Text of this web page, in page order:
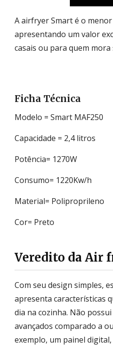
A airfryer Smart é o
apresentando um valor
casais ou para quem mora
Ficha Técnica
Modelo = Smart MAF250
Capacidade = 2,4 litros
Potência= 1270W
Consumo= 1220Kw/h
Material= Poliproprileno
Cor= Preto
Veredito da Air
Com seu design simples,
apresenta características
dia na cozinha. Não
avançados comparado a
exemplo, um painel